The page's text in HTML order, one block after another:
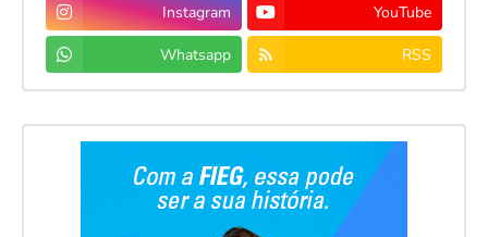
Instagram YouTube
Whatsapp RSS